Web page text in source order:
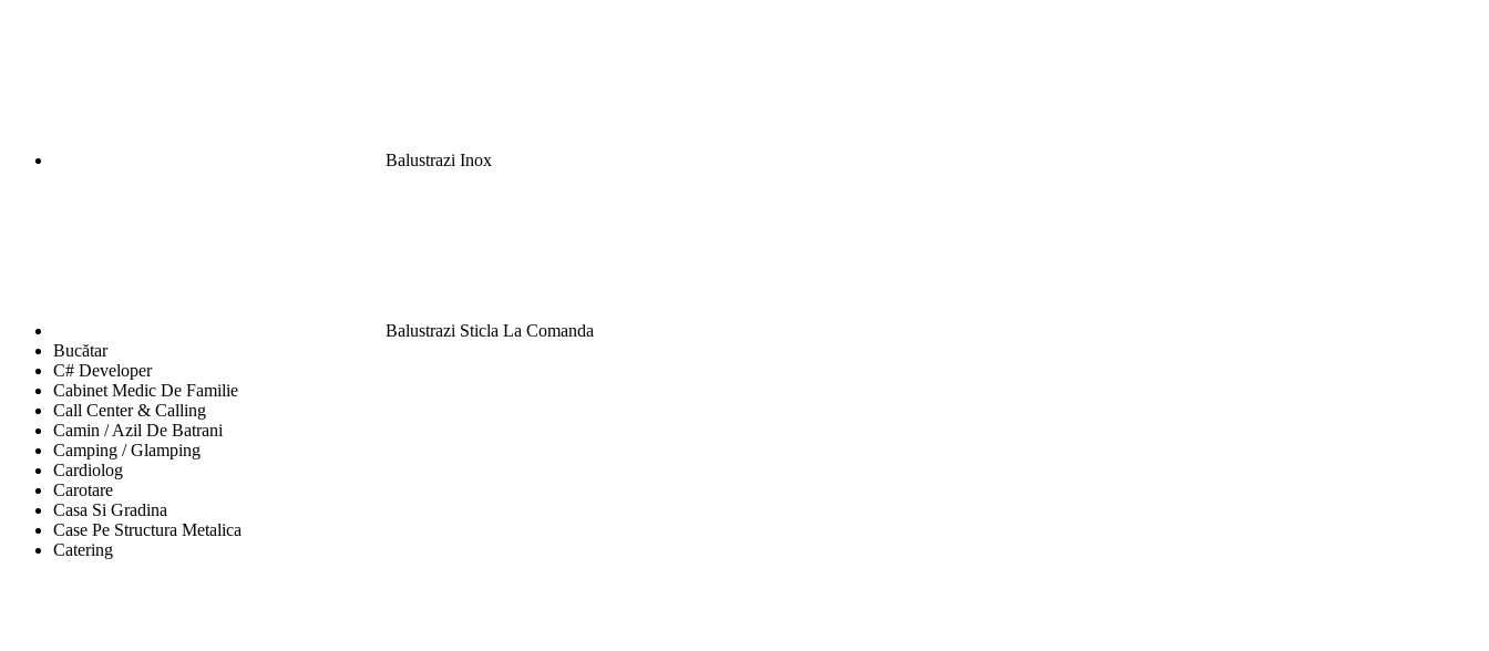
Balustrazi Inox
Balustrazi Sticla La Comanda
Bucătar
C# Developer
Cabinet Medic De Familie
Call Center & Calling
Camin / Azil De Batrani
Camping / Glamping
Cardiolog
Carotare
Casa Si Gradina
Case Pe Structura Metalica
Catering